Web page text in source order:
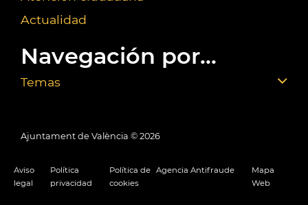
Actualidad
Navegación por...
Temas
Ajuntament de València © 2026
Aviso
legal
Política
privacidad
Política de
cookies
Agencia Antifraude
Mapa
Web